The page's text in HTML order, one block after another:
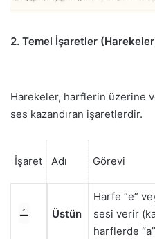
2. Temel İşaretler
Harekeler, harflerin üzerine
ses kazandıran işaretlerdir.
İşaret Adı Görevi
ــَـ Üstün
Harfe “e”
sesi verir
harflerde